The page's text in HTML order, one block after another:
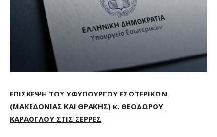
ΕΠΙΣΚΕΨΗ ΤΟΥ ΥΦΥΠΟΥΡΓΟΥ ΕΣΩΤΕΡΙΚΩΝ
(ΜΑΚΕΔΟΝΙΑΣ ΚΑΙ ΘΡΑΚΗΣ) κ. ΘΕΟΔΩΡΟΥ
ΚΑΡΑΟΓΛΟΥ ΣΤΙΣ ΣΕΡΡΕΣ